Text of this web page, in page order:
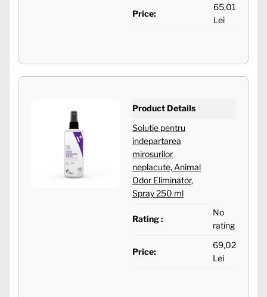
Price:
65,01
Lei
Product Details
Solutie pentru
indepartarea
mirosurilor
neplacute, Animal
Odor Eliminator,
Spray 250 ml
Rating :
No
rating
Price:
69,02
Lei